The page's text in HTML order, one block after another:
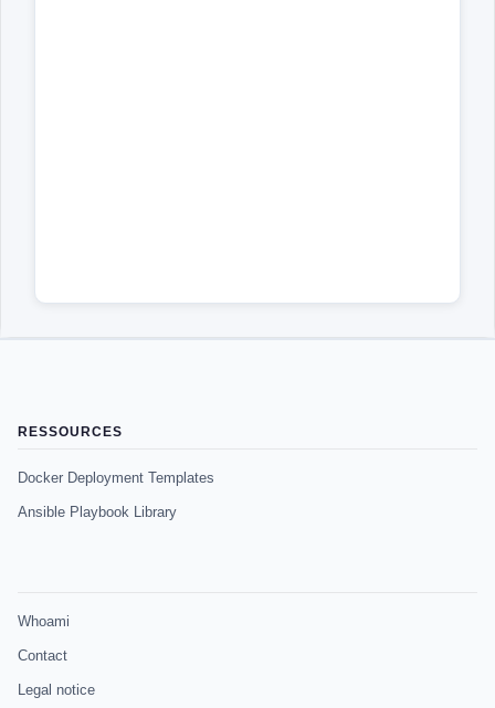
RESSOURCES
Docker Deployment Templates
Ansible Playbook Library
Whoami
Contact
Legal notice